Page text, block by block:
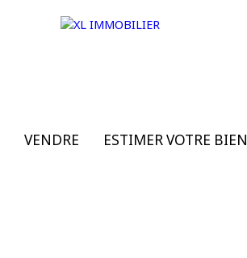
VENDRE ESTIMER VOTRE BIEN